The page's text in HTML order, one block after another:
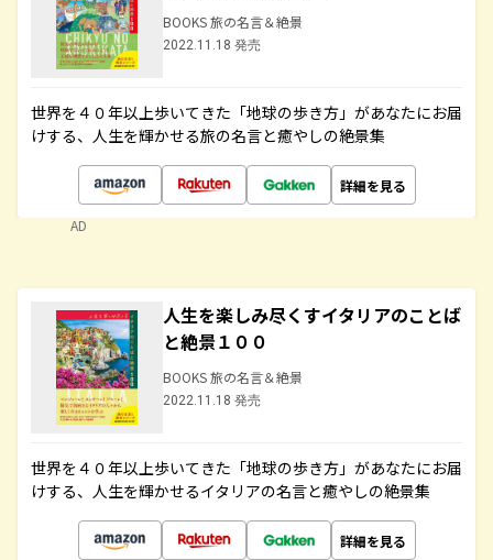
BOOKS 旅の名言＆絶景
2022.11.18 発売
世界を４０年以上歩いてきた「地球の歩き方」があなたにお届
けする、人生を輝かせる旅の名言と癒やしの絶景集
詳細を見る
AD
人生を楽しみ尽くすイタリアのことば
と絶景１００
BOOKS 旅の名言＆絶景
2022.11.18 発売
世界を４０年以上歩いてきた「地球の歩き方」があなたにお届
けする、人生を輝かせるイタリアの名言と癒やしの絶景集
詳細を見る